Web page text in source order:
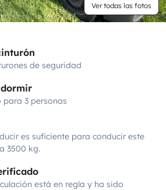
Ver todas las fotos
de seguridad
para 3 personas
es suficiente para conducir este
3500 kg.
está en regla y ha sido